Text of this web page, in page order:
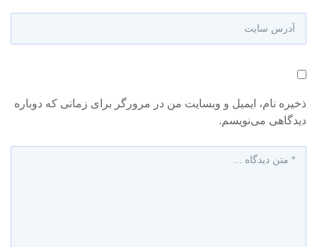
ذخیره نام، ایمیل و وبسایت من در مرورگر برای زمانی که دوباره
دیدگاهی می‌نویسم.